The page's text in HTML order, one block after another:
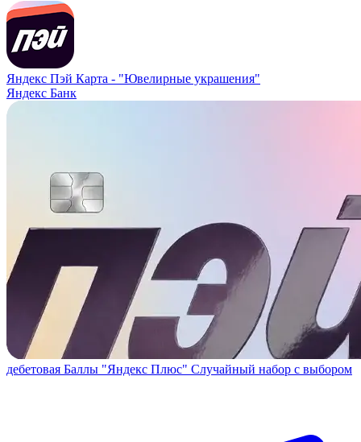
Яндекс Пэй Карта - "Ювелирные украшения"
Яндекс Банк
дебетовая Баллы "Яндекс Плюс" Случайный набор с выбором